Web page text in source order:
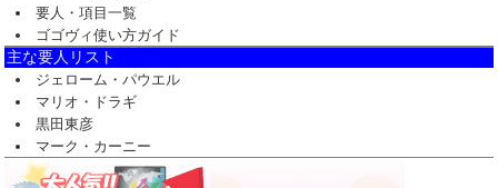
要人・項目一覧
ゴゴヴィ使い方ガイド
主な要人リスト
ジェローム・パウエル
マリオ・ドラギ
黒田東彦
マーク・カーニー